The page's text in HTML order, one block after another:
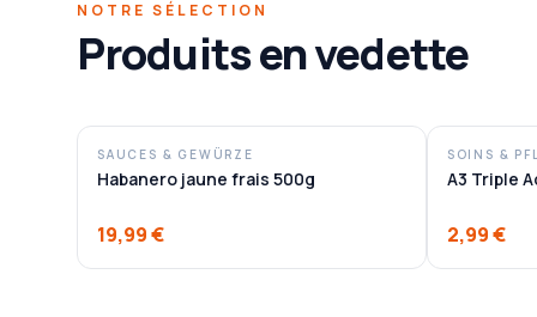
NOTRE SÉLECTION
Produits en vedette
SAUCES & GEWÜRZE
Habanero jaune frais 500g
19,99 €
SOINS &
A3 Triple
2,99 €